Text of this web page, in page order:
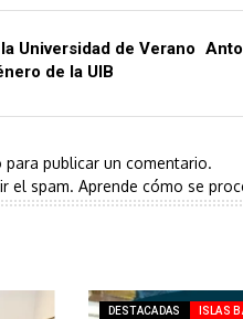
Universidad de Verano
de la UIB
para publicar un comentario.
el spam. Aprende cómo se
DESTACADAS ISLAS